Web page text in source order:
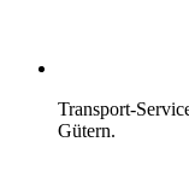
Transport-
Gütern.